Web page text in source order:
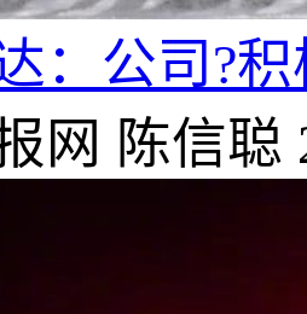
：公司?
网 陈信聪